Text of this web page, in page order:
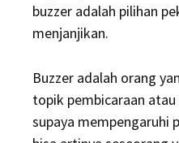
buzzer adalah pilihan
menjanjikan.
Buzzer adalah orang
topik pembicaraan
supaya mempengaruhi